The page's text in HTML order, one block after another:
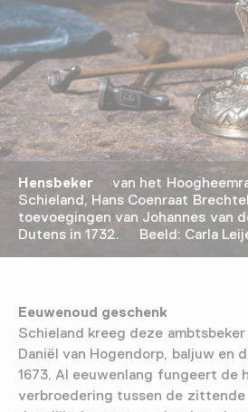
Hensbeker van het
Schieland, Hans Coenraat
toevoegingen van Johannes van
Dutens in 1732. Beeld: Carla
Eeuwenoud geschenk
Schieland kreeg deze
Daniël van Hogendorp, baljuw en
1673. Al eeuwenlang fungeert de
verbroedering tussen de zittende